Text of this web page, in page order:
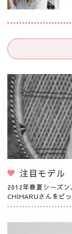
注目モデル
2012年春夏シーズ
CHIHARUさんをピ